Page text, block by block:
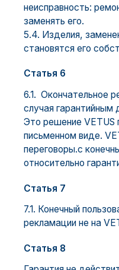
неисправность:
заменять его.
5.4. Изделия,
становятся его
Статья 6
6.1. Окончательное
случая гарантийным
Это решение VETUS
письменном виде.
переговоры.с
относительно
Статья 7
7.1. Конечный
рекламации не на
Статья 8